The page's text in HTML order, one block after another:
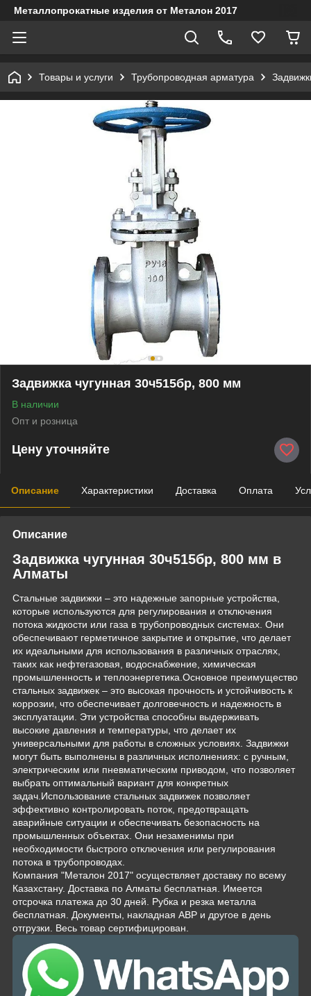
Металлопрокатные изделия от Металон 2017
Товары и услуги Трубопроводная арматура
Задвижка чугунная 30ч515бр, 800 мм
В наличии
Опт и розница
Цену уточняйте
Описание Характеристики Доставка Оплата
Описание
Задвижка чугунная 30ч515бр, 800 мм в
Алматы
Стальные задвижки – это надежные запорные устройства,
которые используются для регулирования и отключения
потока жидкости или газа в трубопроводных системах. Они
обеспечивают герметичное закрытие и открытие, что делает
их идеальными для использования в различных отраслях,
таких как нефтегазовая, водоснабжение, химическая
промышленность и теплоэнергетика.Основное преимущество
стальных задвижек – это высокая прочность и устойчивость к
коррозии, что обеспечивает долговечность и надежность в
эксплуатации. Эти устройства способны выдерживать
высокие давления и температуры, что делает их
универсальными для работы в сложных условиях. Задвижки
могут быть выполнены в различных исполнениях: с ручным,
электрическим или пневматическим приводом, что позволяет
выбрать оптимальный вариант для конкретных
задач.Использование стальных задвижек позволяет
эффективно контролировать поток, предотвращать
аварийные ситуации и обеспечивать безопасность на
промышленных объектах. Они незаменимы при
необходимости быстрого отключения или регулирования
потока в трубопроводах.
Компания "Металон 2017" осуществляет доставку по всему
Казахстану. Доставка по Алматы бесплатная. Имеется
отсрочка платежа до 30 дней. Рубка и резка металла
бесплатная. Документы, накладная АВР и другое в день
отгрузки. Весь товар сертифицирован.